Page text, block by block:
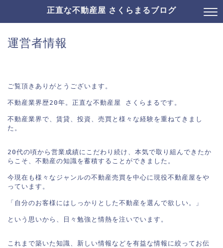
正直な不動産屋 さくらまるブログ
運営者情報
ご覧頂きありがとうございます。
不動産業界歴20年。正直な不動産屋 さくらまるです。
不動産業界で、賃貸、投資、売買と様々な経験を重ねてきまし
た。
20代の頃から営業成績にこだわり続け、本気で取り組んできたか
らこそ、不動産の知識を蓄積することができました。
今現在も様々なジャンルの不動産売買を中心に現役不動産屋をや
っています。
「自分のお客様にはしっかりとした不動産を選んで欲しい。」
という思いから、日々勉強と情熱を注いでいます。
これまで築いた知識、新しい情報などを有益な情報に絞ってお伝